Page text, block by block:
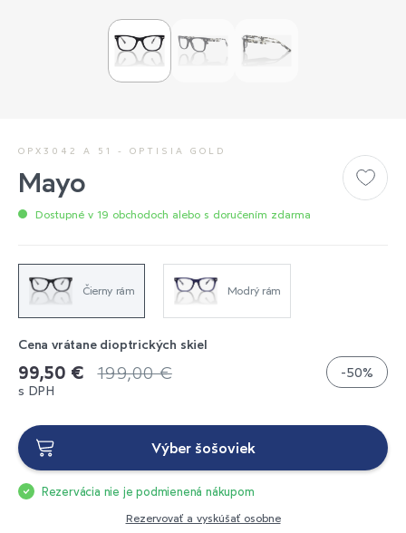
OPX3042 A 51 - OPTISIA GOLD
Mayo
Dostupné v 19 obchodoch alebo s doručením zdarma
Čierny rám Modrý rám
Cena vrátane dioptrických skiel
99,50 € 199,00 €
s DPH
-50%
Výber šošoviek
Rezervácia nie je podmienená nákupom
Rezervovať a vyskúšať osobne